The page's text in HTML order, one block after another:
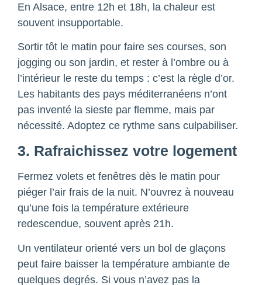
En Alsace, entre 12h et 18h, la chaleur est
souvent insupportable.
Sortir tôt le matin pour faire ses courses, son
jogging ou son jardin, et rester à l’ombre ou à
l’intérieur le reste du temps : c’est la règle d’or.
Les habitants des pays méditerranéens n’ont
pas inventé la sieste par flemme, mais par
nécessité. Adoptez ce rythme sans culpabiliser.
3. Rafraichissez votre logement
Fermez volets et fenêtres dès le matin pour
piéger l’air frais de la nuit. N’ouvrez à nouveau
qu’une fois la température extérieure
redescendue, souvent après 21h.
Un ventilateur orienté vers un bol de glaçons
peut faire baisser la température ambiante de
quelques degrés. Si vous n’avez pas la